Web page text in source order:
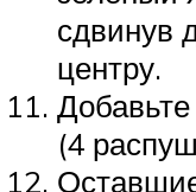
сдвинув
центру.
(4